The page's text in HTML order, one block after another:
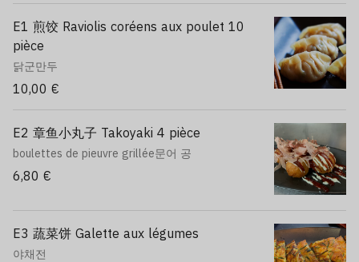
E1 煎饺 Raviolis coréens aux poulet 10
pièce
닭군만두
10,00 €
E2 章鱼小丸子 Takoyaki 4 pièce
boulettes de pieuvre grillée문어 공
6,80 €
E3 蔬菜饼 Galette aux légumes
야채전